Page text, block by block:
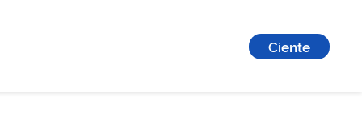
Ciente